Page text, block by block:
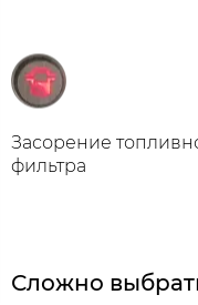
Засорение
фильтра
Сложно